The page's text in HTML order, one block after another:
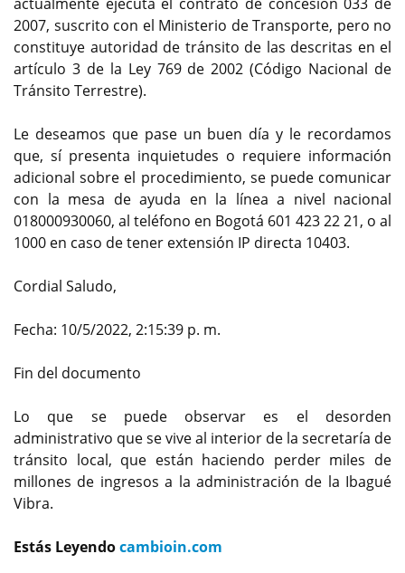
2007, suscrito con el Ministerio de Transporte, pero no
constituye autoridad de tránsito de las descritas en el
artículo 3 de la Ley 769 de 2002 (Código Nacional de
Tránsito Terrestre).
Le deseamos que pase un buen día y le recordamos
que, sí presenta inquietudes o requiere información
adicional sobre el procedimiento, se puede comunicar
con la mesa de ayuda en la línea a nivel nacional
018000930060, al teléfono en Bogotá 601 423 22 21, o al
1000 en caso de tener extensión IP directa 10403.
Cordial Saludo,
Fecha: 10/5/2022, 2:15:39 p. m.
Fin del documento
Lo que se puede observar es el desorden
administrativo que se vive al interior de la secretaría de
tránsito local, que están haciendo perder miles de
millones de ingresos a la administración de la Ibagué
Vibra.
Estás Leyendocambioin.com